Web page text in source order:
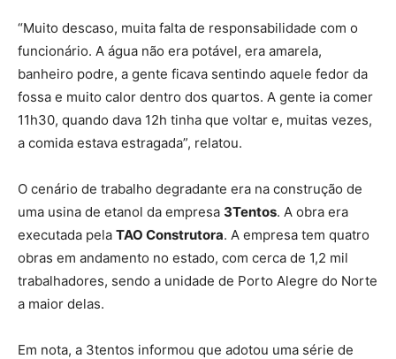
“Muito descaso, muita falta de responsabilidade com o
funcionário. A água não era potável, era amarela,
banheiro podre, a gente ficava sentindo aquele fedor da
fossa e muito calor dentro dos quartos. A gente ia comer
11h30, quando dava 12h tinha que voltar e, muitas vezes,
a comida estava estragada”, relatou.
O cenário de trabalho degradante era na construção de
uma usina de etanol da empresa 3Tentos. A obra era
executada pela TAO Construtora. A empresa tem quatro
obras em andamento no estado, com cerca de 1,2 mil
trabalhadores, sendo a unidade de Porto Alegre do Norte
a maior delas.
Em nota, a 3tentos informou que adotou uma série de